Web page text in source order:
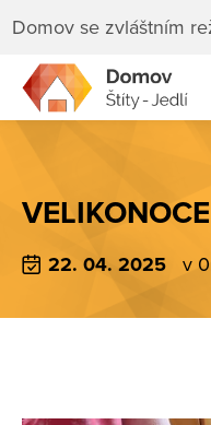
Domov se zvláštním
22. 04. 2025 v